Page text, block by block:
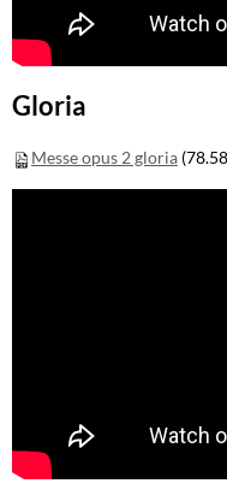
Gloria
Messe opus 2 gloria